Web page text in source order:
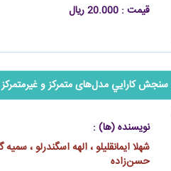
قیمت : 20.000 ریال
كارايي مدل‌‌‌های متمركز و
نویسنده (ها) :
شهلا ایمانقلیلو ، الهه اسگندرلو ،
حسن‌زاده